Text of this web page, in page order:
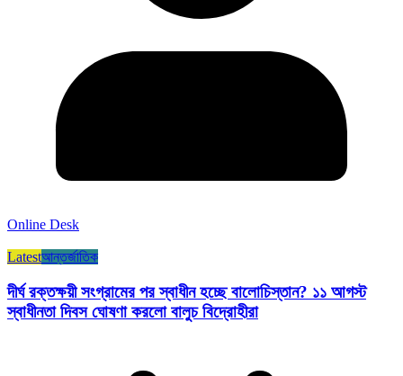
Online Desk
Latestআন্তর্জাতিক
দীর্ঘ রক্তক্ষয়ী সংগ্রামের পর স্বাধীন হচ্ছে বালোচিস্তান? ১১ আগস্ট
স্বাধীনতা দিবস ঘোষণা করলো বালুচ বিদ্রোহীরা